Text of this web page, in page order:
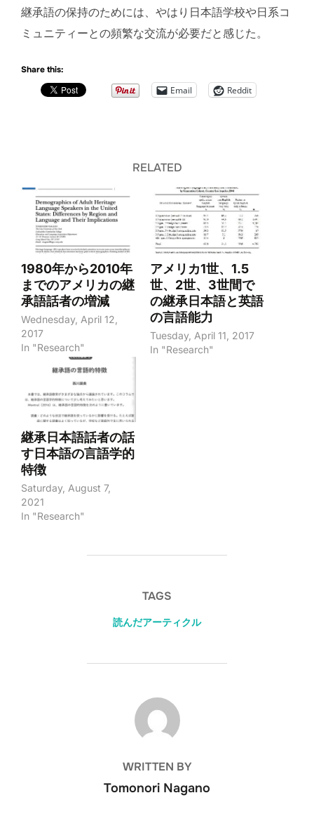
継承語の保持のためには、やはり日本語学校や日系コ
ミュニティーとの頻繁な交流が必要だと感じた。
Share this:
Email Reddit
RELATED
1980年から2010年
までのアメリカの継
承語話者の増減
Wednesday, April 12,
2017
In "Research"
アメリカ1世、1.5
世、2世、3世間で
の継承日本語と英語
の言語能力
Tuesday, April 11, 2017
In "Research"
継承日本語話者の話
す日本語の言語学的
特徴
Saturday, August 7,
2021
In "Research"
TAGS
読んだアーティクル
POST AUTHOR
WRITTEN BY
Tomonori Nagano